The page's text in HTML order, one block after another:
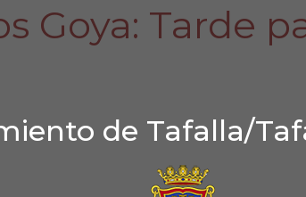
de Tafalla/
Goya: Tarde